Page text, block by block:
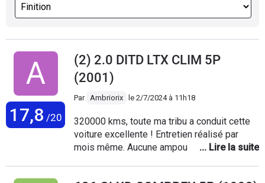
17,8 /20
(2) 2.0 DITD LTX CLIM 5P
(2001)
Par Ambriorix le 2/7/2024 à 11h18
320000 kms, toute ma tribu a conduit cette
voiture excellente ! Entretien réalisé par
mois même. Aucune ampoule Mazda sans